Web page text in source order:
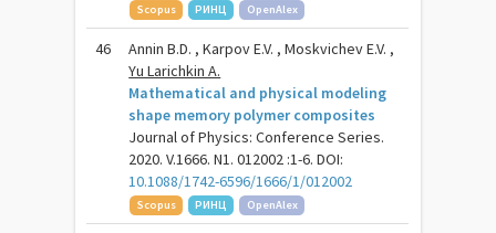
Scopus РИНЦ OpenAlex
46
Annin B.D. , Karpov E.V. , Moskvichev E.V. ,
Yu Larichkin A.
Mathematical and physical modeling
shape memory polymer composites
Journal of Physics: Conference Series.
2020. V.1666. N1. 012002 :1-6. DOI:
10.1088/1742-6596/1666/1/012002
Scopus РИНЦ OpenAlex